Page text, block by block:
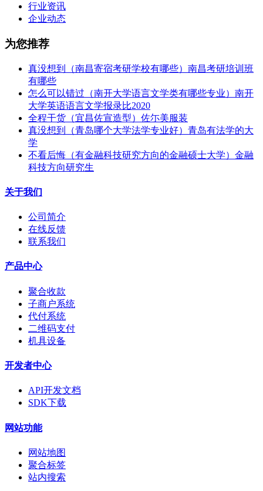
行业资讯
企业动态
为您推荐
真没想到（南昌寄宿考研学校有哪些）南昌考研培训班
有哪些
怎么可以错过（南开大学语言文学类有哪些专业）南开
大学英语语言文学报录比2020
全程干货（宜昌佐宣造型）佐尓美服装
真没想到（青岛哪个大学法学专业好）青岛有法学的大
学
不看后悔（有金融科技研究方向的金融硕士大学）金融
科技方向研究生
关于我们
公司简介
在线反馈
联系我们
产品中心
聚合收款
子商户系统
代付系统
二维码支付
机具设备
开发者中心
API开发文档
SDK下载
网站功能
网站地图
聚合标签
站内搜索